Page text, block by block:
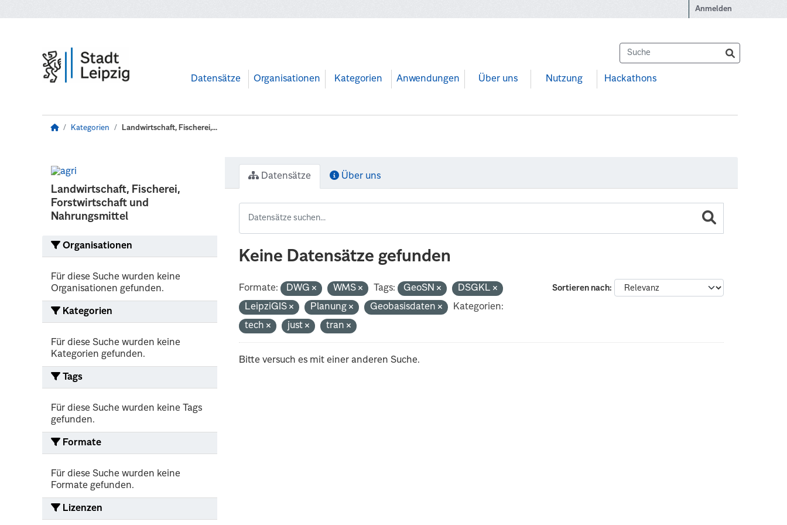
Anmelden
Datensätze Organisationen Kategorien Anwendungen Über uns Nutzung Hackathons
Kategorien Landwirtschaft, Fischerei,...
Landwirtschaft, Fischerei,
Forstwirtschaft und
Nahrungsmittel
Organisationen
Für diese Suche wurden keine
Organisationen gefunden.
Kategorien
Für diese Suche wurden keine
Kategorien gefunden.
Tags
Für diese Suche wurden keine Tags
gefunden.
Formate
Für diese Suche wurden keine
Formate gefunden.
Lizenzen
Datensätze Über uns
Keine Datensätze gefunden
Sortieren nach
Formate: DWG WMS Tags: GeoSN
DSGKL
LeipziGIS
Planung Geobasisdaten
Kategorien:
tech
just tran
Bitte versuch es mit einer anderen Suche.